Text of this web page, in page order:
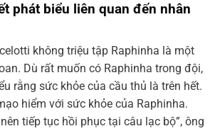
phát biểu liên quan đến nhân
không triệu tập Raphinha là một
Dù rất muốn có Raphinha trong đội,
rằng sức khỏe của cầu thủ là trên hết.
hiểm với sức khỏe của Raphinha.
tiếp tục hồi phục tại câu lạc bộ”, ông